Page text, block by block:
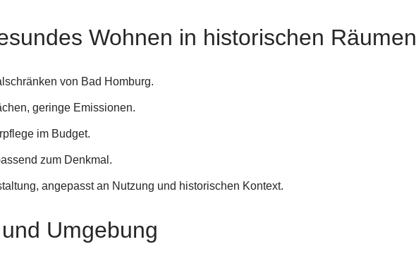
Wohnen in historischen Räumen
von Bad Homburg.
geringe Emissionen.
im Budget.
zum Denkmal.
angepasst an Nutzung und historischen Kontext.
Umgebung